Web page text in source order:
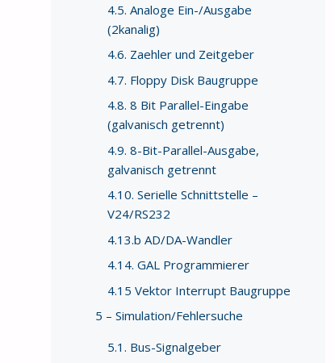
4.5. Analoge Ein-/Ausgabe
(2kanalig)
4.6. Zaehler und Zeitgeber
4.7. Floppy Disk Baugruppe
4.8. 8 Bit Parallel-Eingabe
(galvanisch getrennt)
4.9. 8-Bit-Parallel-Ausgabe,
galvanisch getrennt
4.10. Serielle Schnittstelle –
V24/RS232
4.13.b AD/DA-Wandler
4.14. GAL Programmierer
4.15 Vektor Interrupt Baugruppe
5 – Simulation/Fehlersuche
5.1. Bus-Signalgeber